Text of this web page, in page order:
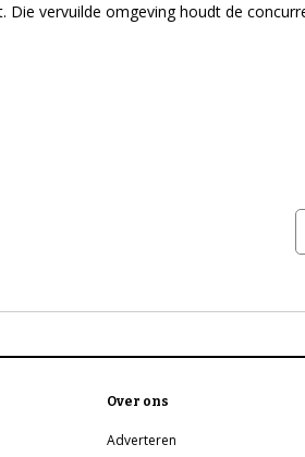
Die vervuilde omgeving houdt de
Over ons
Adverteren